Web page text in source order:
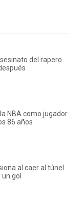
del rapero
NBA como jugador
86 años
al caer al túnel
gol